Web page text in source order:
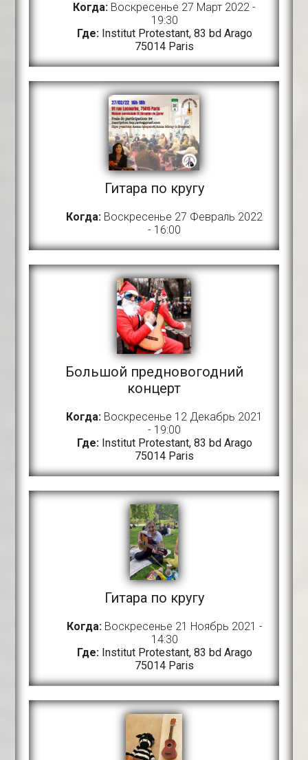
Когда: Воскресенье 27 Март 2022 -
19:30
Где: Institut Protestant, 83 bd Arago
75014 Paris
Гитара по кругу
Когда: Воскресенье 27 Февраль 2022
- 16:00
Большой предновогодний
концерт
Когда: Воскресенье 12 Декабрь 2021
- 19:00
Где: Institut Protestant, 83 bd Arago
75014 Paris
Гитара по кругу
Когда:Воскресенье 21 Ноябрь 2021 -
14:30
Где: Institut Protestant, 83 bd Arago
75014 Paris